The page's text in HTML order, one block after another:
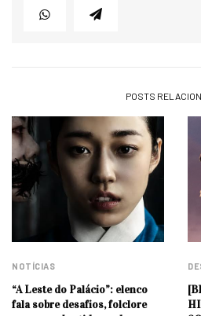
POSTS
NOTÍCIAS
“A Leste do Palácio”: elenco
fala sobre desafios, folclore